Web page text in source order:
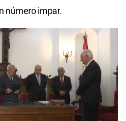
número impar.